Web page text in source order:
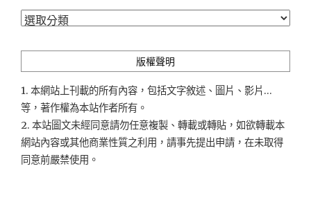
分
版權聲明
1. 本網站上刊載的所有內容，包括文字敘述、圖片、影片...
等，著作權為本站作者所有。
2. 本站圖文未經同意請勿任意複製、轉載或轉貼，如欲轉載本
網站內容或其他商業性質之利用，請事先提出申請，在未取得
同意前嚴禁使用。